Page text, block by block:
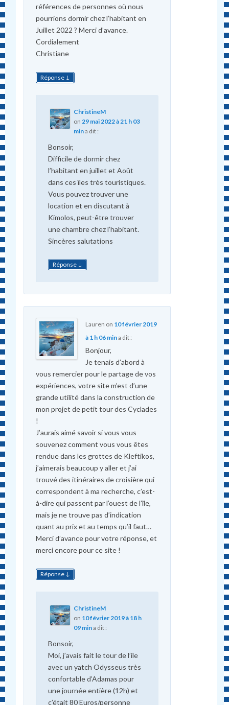
références de personnes où nous
pourrions dormir chez l’habitant en
Juillet 2022 ? Merci d’avance.
Cordialement
Christiane
Réponse ↓
ChristineM
on 29 mai 2022 à 21 h 03
mina dit :
Bonsoir,
Difficile de dormir chez
l’habitant en juillet et Août
dans ces îles très touristiques.
Vous pouvez trouver une
location et en discutant à
Kimolos, peut-être trouver
une chambre chez l’habitant.
Sincères salutations
Réponse ↓
Lauren on 10 février 2019
à 1 h 06 mina dit :
Bonjour,
Je tenais d’abord à
vous remercier pour le partage de vos
expériences, votre site m’est d’une
grande utilité dans la construction de
mon projet de petit tour des Cyclades
!
J’aurais aimé savoir si vous vous
souvenez comment vous vous êtes
rendue dans les grottes de Kleftikos,
j’aimerais beaucoup y aller et j’ai
trouvé des itinéraires de croisière qui
correspondent à ma recherche, c’est-
à-dire qui passent par l’ouest de l’île,
mais je ne trouve pas d’indication
quant au prix et au temps qu’il faut…
Merci d’avance pour votre réponse, et
merci encore pour ce site !
Réponse ↓
ChristineM
on 10 février 2019 à 18 h
09 mina dit :
Bonsoir,
Moi, j’avais fait le tour de l’ile
avec un yatch Odysseus très
confortable d’Adamas pour
une journée entière (12h) et
c’était 80 Euros/personne